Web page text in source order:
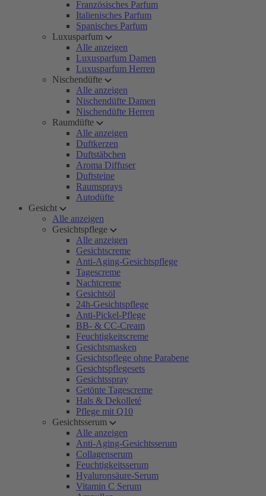
Französisches Parfum
Italienisches Parfum
Spanisches Parfum
Luxusparfum
Alle anzeigen
Luxusparfum Damen
Luxusparfum Herren
Nischendüfte
Alle anzeigen
Nischendüfte Damen
Nischendüfte Herren
Raumdüfte
Alle anzeigen
Duftkerzen
Duftstäbchen
Aroma Diffuser
Duftsteine
Raumsprays
Autodüfte
Gesicht
Alle anzeigen
Gesichtspflege
Alle anzeigen
Gesichtscreme
Anti-Aging-Gesichtspflege
Tagescreme
Nachtcreme
Gesichtsöl
24h-Gesichtspflege
Anti-Pickel-Pflege
BB- & CC-Cream
Feuchtigkeitscreme
Gesichtsmasken
Gesichtspflege ohne Parabene
Gesichtspflegesets
Gesichtsspray
Getönte Tagescreme
Hals & Dekolleté
Pflege mit Q10
Gesichtsserum
Alle anzeigen
Anti-Aging-Gesichtsserum
Collagenserum
Feuchtigkeitsserum
Hyaluronsäure-Serum
Vitamin C Serum